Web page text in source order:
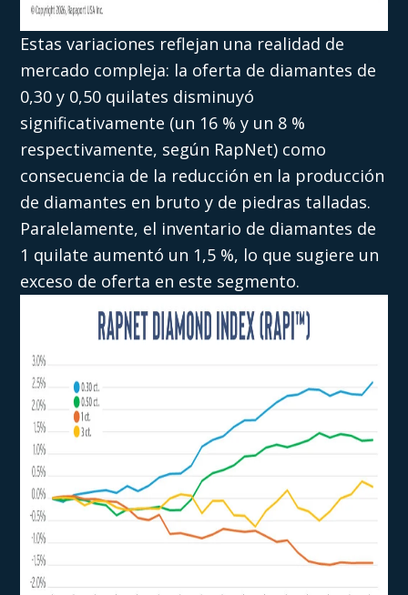
Estas variaciones reflejan una realidad de
mercado compleja: la oferta de diamantes de
0,30 y 0,50 quilates disminuyó
significativamente (un 16 % y un 8 %
respectivamente, según RapNet) como
consecuencia de la reducción en la producción
de diamantes en bruto y de piedras talladas.
Paralelamente, el inventario de diamantes de
1 quilate aumentó un 1,5 %, lo que sugiere un
exceso de oferta en este segmento.